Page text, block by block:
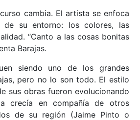
cambia. El artista se enfoca
de su entorno: los colores, las
“Canto a las cosas bonitas
Barajas.
siendo uno de los grandes
pero no lo son todo. El estilo
sus obras fueron evolucionando
crecía en compañía de otros
de su región (Jaime Pinto o